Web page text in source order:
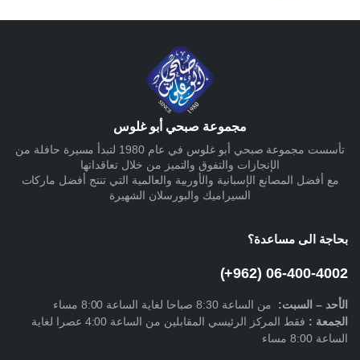
مجموعة صبحي أبو غلوس
تأسست مجموعة صبحي أبو غلوس في عام 1980 لتبدأ مسيرة حافلة من
الإنجازات والتفوق والتميز من خلال تعاقداتها
مع أفضل المصانع الإسبانية والأوربية والعالمية التي تنتج أفضل ماركات
السيراميك والبورسلان الشهيرة
بحاجة الى مساعدة؟
06-400-4002 (962+)
الأحد – السبت: من الساعة 8:30 صباحا لغاية الساعة 8:00 مساء
الجمعة :
فقط المركز الرئيسي المقابلين من الساعة 4:00 عصرا لغاية
الساعة 8:00 مساء